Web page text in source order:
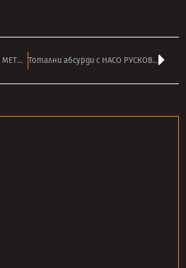
Само БЛЕК МЕТЪЛ в ‘ТАНГРА МЕТЪЛ ШОК’ на ВАСИЛ ВЪРБАНОВ от 14:00 Тотални абсурди с НАСО РУСКОВ днес в ‘МОТЕЛ ХЕНТАЙ’ по радиото в 16:00